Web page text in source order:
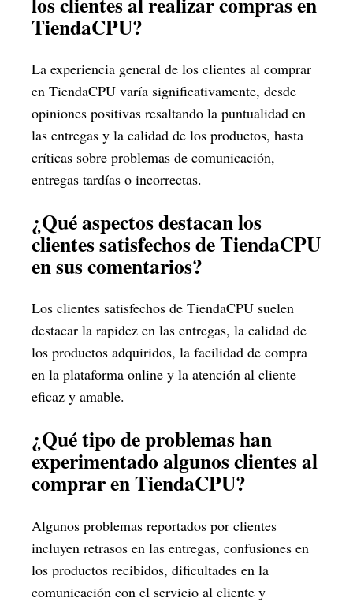
TiendaCPU?
La experiencia general de los clientes al comprar
en TiendaCPU varía significativamente, desde
opiniones positivas resaltando la puntualidad en
las entregas y la calidad de los productos, hasta
críticas sobre problemas de comunicación,
entregas tardías o incorrectas.
¿Qué aspectos destacan los
clientes satisfechos de TiendaCPU
en sus comentarios?
Los clientes satisfechos de TiendaCPU suelen
destacar la rapidez en las entregas, la calidad de
los productos adquiridos, la facilidad de compra
en la plataforma online y la atención al cliente
eficaz y amable.
¿Qué tipo de problemas han
experimentado algunos clientes al
comprar en TiendaCPU?
Algunos problemas reportados por clientes
incluyen retrasos en las entregas, confusiones en
los productos recibidos, dificultades en la
comunicación con el servicio al cliente y